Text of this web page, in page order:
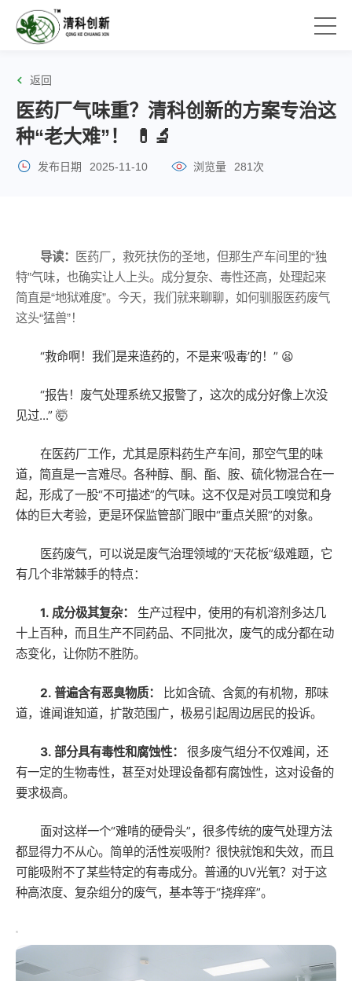
返回
医药厂气味重？清科创新的方案专治这
种“老大难”！ 💊🔬
发布日期 2025-11-10 浏览量 281次
导读：
医药厂，救死扶伤的圣地，但那生产车间里的“独
特”气味，也确实让人上头。成分复杂、毒性还高，处理起来
简直是“地狱难度”。今天，我们就来聊聊，如何驯服医药废气
这头“猛兽”！
“救命啊！我们是来造药的，不是来‘吸毒’的！” 😫
“报告！废气处理系统又报警了，这次的成分好像上次没
见过...” 🤯
在医药厂工作，尤其是原料药生产车间，那空气里的味
道，简直是一言难尽。各种醇、酮、酯、胺、硫化物混合在一
起，形成了一股“不可描述”的气味。这不仅是对员工嗅觉和身
体的巨大考验，更是环保监管部门眼中“重点关照”的对象。
医药废气，可以说是废气治理领域的“天花板”级难题，它
有几个非常棘手的特点：
1. 成分极其复杂：
生产过程中，使用的有机溶剂多达几
十上百种，而且生产不同药品、不同批次，废气的成分都在动
态变化，让你防不胜防。
2. 普遍含有恶臭物质：
比如含硫、含氮的有机物，那味
道，谁闻谁知道，扩散范围广，极易引起周边居民的投诉。
3. 部分具有毒性和腐蚀性：
很多废气组分不仅难闻，还
有一定的生物毒性，甚至对处理设备都有腐蚀性，这对设备的
要求极高。
面对这样一个“难啃的硬骨头”，很多传统的废气处理方法
都显得力不从心。简单的活性炭吸附？很快就饱和失效，而且
可能吸附不了某些特定的有毒成分。普通的UV光氧？对于这
种高浓度、复杂组分的废气，基本等于“挠痒痒”。